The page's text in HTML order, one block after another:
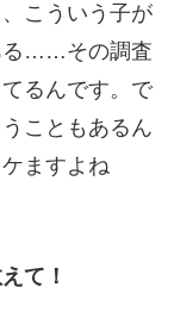
こういう子が
る……その調査
るんです。で
こともあるん
ますよね
て！